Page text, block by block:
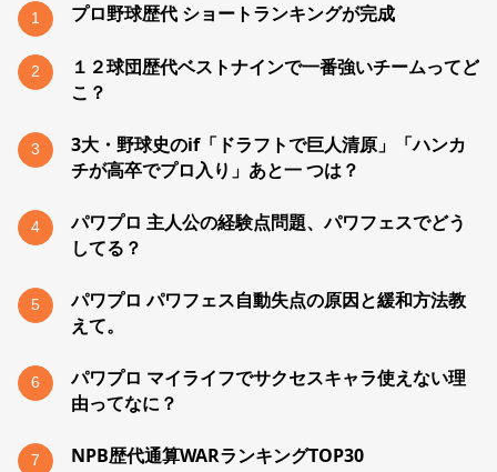
1 プロ野球歴代 ショートランキングが完成
2
１２球団歴代ベストナインで一番強いチームってど
こ？
3
3大・野球史のif「ドラフトで巨人清原」「ハンカ
チが高卒でプロ入り」あと一 つは？
4
パワプロ 主人公の経験点問題、パワフェスでどう
してる？
5
パワプロ パワフェス自動失点の原因と緩和方法教
えて。
6
パワプロ マイライフでサクセスキャラ使えない理
由ってなに？
7 NPB歴代通算WARランキングTOP30